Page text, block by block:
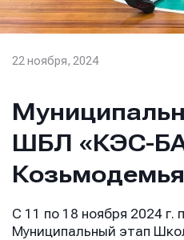
22 ноября, 2024
ШБЛ «КЭС-
С 11 по 18 ноября 2024 г.
Муниципальный этап